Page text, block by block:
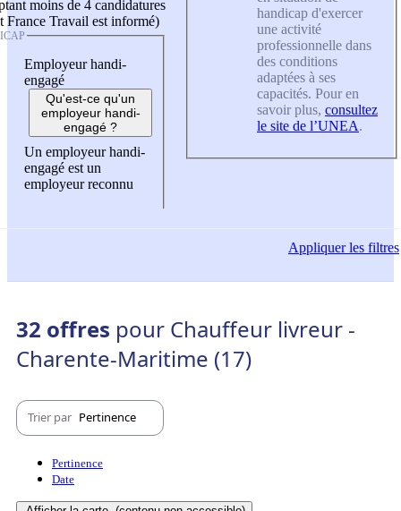
moins de 4 candidatures
France Travail est informé)
Employeur handi-
engagé
Qu'est-ce qu'un
employeur handi-
engagé ?
Un employeur handi-
engagé est un
employeur reconnu
handicap d'exercer
une activité
professionnelle dans
des conditions
adaptées à ses
capacités. Pour en
savoir plus, consultez
le site de l’UNEA.
Appliquerles filtres
32 offres pour Chauffeur livreur -
Charente-Maritime (17)
Trier par Pertinence
Pertinence
Date